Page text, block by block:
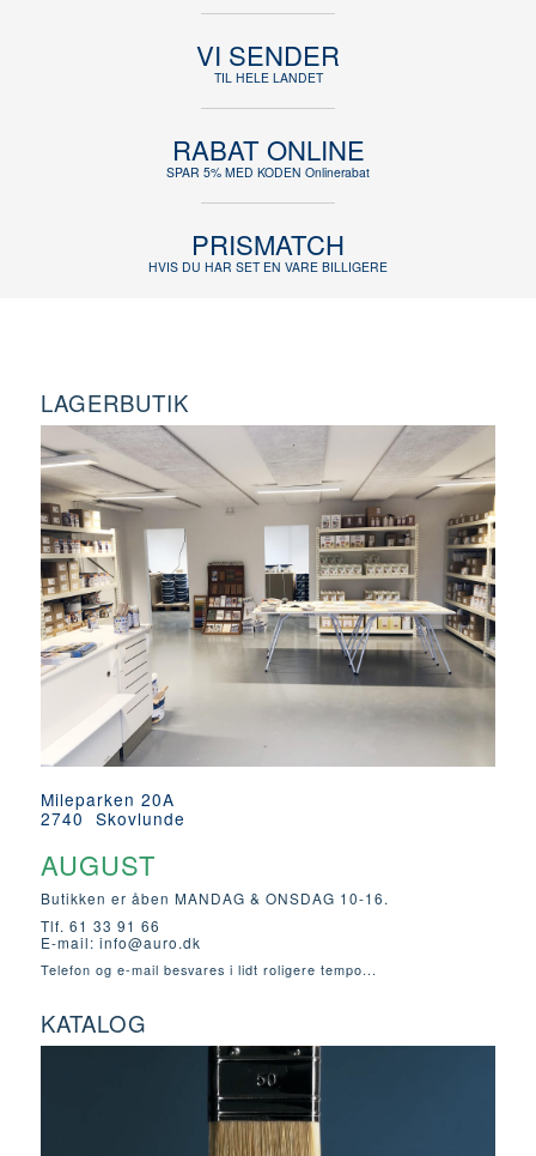
VI SENDER
TIL HELE LANDET
RABAT ONLINE
SPAR 5% MED KODEN Onlinerabat
PRISMATCH
HVIS DU HAR SET EN VARE BILLIGERE
LAGERBUTIK
Mileparken 20A
2740 Skovlunde
AUGUST
Butikken er åben MANDAG & ONSDAG 10-16.
Tlf. 61 33 91 66
E-mail: info@auro.dk
Telefon og e-mail besvares i lidt roligere tempo...
KATALOG